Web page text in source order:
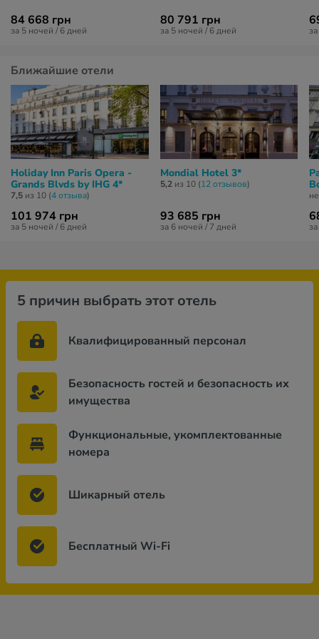
84 668 грн
за 5 ночей / 6 дней
80 791 грн
за 5 ночей / 6 дней
Ближайшие отели
Holiday Inn Paris Opera -
Grands Blvds by IHG 4*
7,5 из 10 (4 отзывa)
101 974 грн
за 5 ночей / 6 дней
Mondial Hotel 3*
5,2из 10 (12 отзывов)
93 685 грн
за 6 ночей / 7 дней
5 причин выбрать этот отель
Квалифицированный персонал
Безопасность гостей и безопасность их
имущества
Функциональные, укомплектованные
номера
Шикарный отель
Бесплатный Wi-Fi